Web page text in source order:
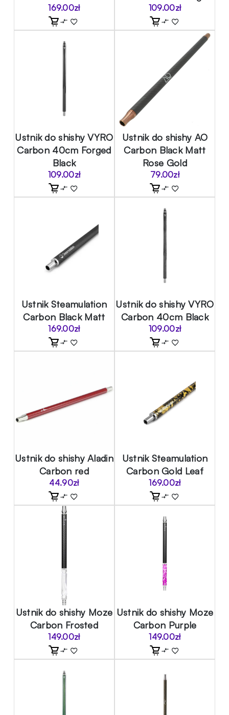
169.00zł 109.00zł
Ustnik do shishy VYRO
Carbon 40cm Forged
Black
109.00zł
Ustnik do shishy AO
Carbon Black Matt
Rose Gold
79.00zł
Ustnik Steamulation
Carbon Black Matt
169.00zł
Ustnik do shishy VYRO
Carbon 40cm Black
109.00zł
Ustnik do shishy Aladin
Carbon red
44.90zł
Ustnik Steamulation
Carbon Gold Leaf
169.00zł
Ustnik do shishy Moze
Carbon Frosted
149.00zł
Ustnik do shishy Moze
Carbon Purple
149.00zł